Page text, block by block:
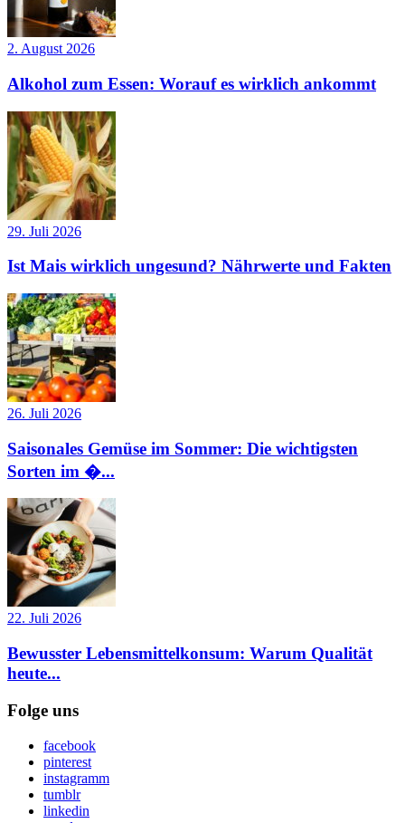
2. August 2026
Alkohol zum Essen: Worauf es wirklich ankommt
29. Juli 2026
Ist Mais wirklich ungesund? Nährwerte und Fakten
26. Juli 2026
Saisonales Gemüse im Sommer: Die wichtigsten
Sorten im �...
22. Juli 2026
Bewusster Lebensmittelkonsum: Warum Qualität
heute...
Folge uns
facebook
pinterest
instagramm
tumblr
linkedin